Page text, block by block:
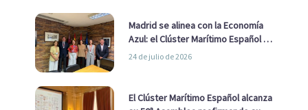
Madrid se alinea con la Economía
Azul: el Clúster Marítimo Español y
la Real Liga Naval avanzan alianzas
24 de julio de 2026
El Clúster Marítimo Español alcanza